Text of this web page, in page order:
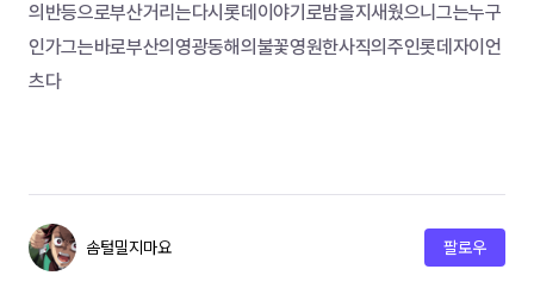
의반등으로부산거리는다시롯데이야기로밤을지새웠으니그는누구
인가그는바로부산의영광동해의불꽃영원한사직의주인롯데자이언
츠다
솜털밀지마요 팔로우